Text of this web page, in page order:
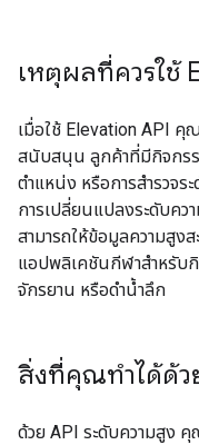
เหตุผลที่ควรใช้
เมื่อใช้ Elevation API
สนับสนุน ลูกค้าที่มีกิจกรร
ตำแหน่ง หรือการสำรวจร
การเปลี่ยนแปลงระดับคว
สามารถให้ข้อมูลความสูง
แอปพลิเคชันกีฬาสำหรับกิ
จักรยาน หรือดำน้ำลึก
สิ่งที่คุณทำได้ด้ว
ด้วย API ระดับความสูง คุ